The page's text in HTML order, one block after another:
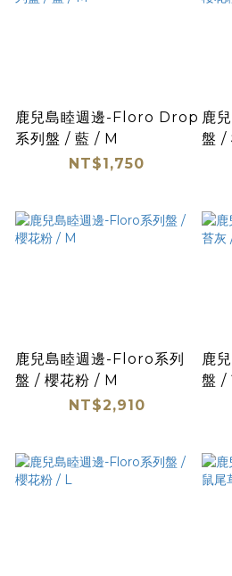
鹿兒島睦週邊-Floro Drop
系列盤 / 藍 / M
NT$1,750
鹿
盤 /
鹿兒島睦週邊-Floro系列
盤 / 櫻花粉 / M
NT$2,910
鹿
盤 /